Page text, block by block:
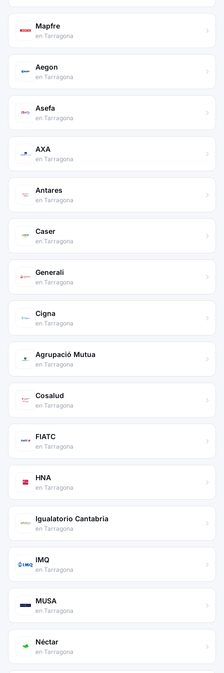
Mapfre
en Tarragona
Aegon
en Tarragona
Asefa
en Tarragona
AXA
en Tarragona
Antares
en Tarragona
Caser
en Tarragona
Generali
en Tarragona
Cigna
en Tarragona
Agrupació Mutua
en Tarragona
Cosalud
en Tarragona
FIATC
en Tarragona
HNA
en Tarragona
Igualatorio Cantabria
en Tarragona
IMQ
en Tarragona
MUSA
en Tarragona
Néctar
en Tarragona